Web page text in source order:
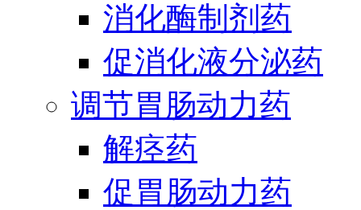
消化酶制剂药
促消化液分泌药
调节胃肠动力药
解痉药
促胃肠动力药